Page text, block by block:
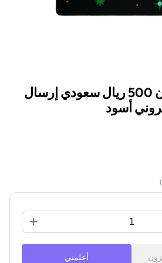
بطاقة هدايا أمازون 500 ريال سعودي إرسال
أسود
)
أعلمني